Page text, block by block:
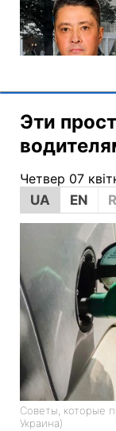
Эти
Четвер 07
UA
EN
Советы, которые
Украина)